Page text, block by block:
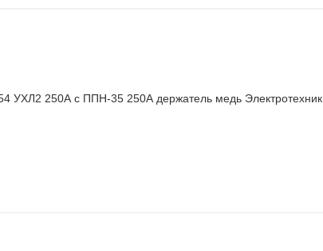
УХЛ2 250А с ППН-35 250А держатель медь Электротехник